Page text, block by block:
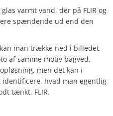
varmt vand, der på FLIR og
spændende ud end den
man trække ned i billedet,
af samme motiv bagved.
men det kan i
hvad man egentlig
tænkt, FLIR.